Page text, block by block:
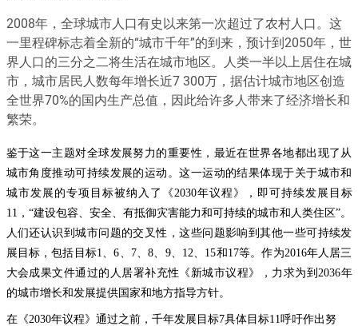
2008年，全球城市人口有史以来第一次超过了农村人口。这
一里程碑标志着全新的“城市千年”的到来，预计到2050年，世
界人口的三分之二将生活在城市地区。人类一半以上居住在城
市，城市居民人数每年增长近7 300万，据估计城市地区创造
全世界70%的国内生产总值，因此给许多人带来了经济增长和
繁荣。
鉴于这一主题对全球发展努力的重要性，最近在世界各地都出现了从
城市角度推动可持续发展的运动。这一运动的结果体现于关于城市和
城市发展的专项目标被纳入了《2030年议程》，即可持续发展目标
11，“建设包容、安全、有抵御灾害能力和可持续的城市和人类住区”。
人们还认识到城市问题的交叉性，这些问题影响到其他一些可持续发
展目标，包括目标1、6、7、8、9、12、15和17等。作为2016年人居三
大会成果文件通过的人居署补充性《新城市议程》，力求为到2036年
的城市增长和发展提供国家和地方指导方针。
在《2030年议程》通过之前，千年发展目标7具体目标11呼吁作出努